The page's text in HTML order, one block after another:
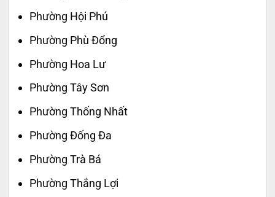
Phường Hội Phú
Phường Phù Đổng
Phường Hoa Lư
Phường Tây Sơn
Phường Thống Nhất
Phường Đống Đa
Phường Trà Bá
Phường Thắng Lợi